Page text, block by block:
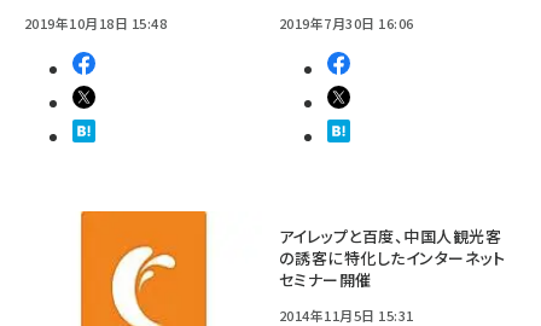
2019年10月18日 15:48 2019年7月30日 16:06
アイレップと百度、中国人観光客
の誘客に特化したインターネット
セミナー開催
2014年11月5日 15:31